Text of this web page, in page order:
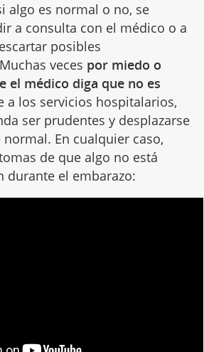
algo es normal o no, se
a consulta con el médico o a
posibles
veces por miedo o
el médico diga que no es
a los servicios hospitalarios,
ser prudentes y desplazarse
En cualquier caso,
de que algo no está
durante el embarazo: